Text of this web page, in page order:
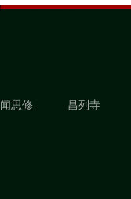
闻思修 昌列寺